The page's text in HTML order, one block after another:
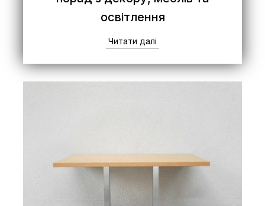
освітлення
Читати далі